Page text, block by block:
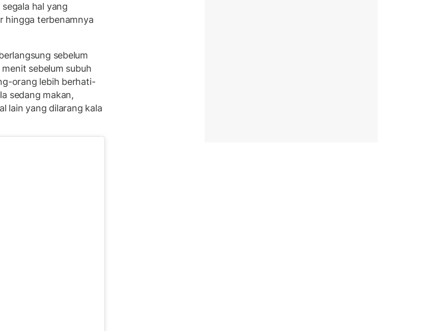
hal yang
hingga terbenamnya
sebelum
sebelum subuh
orang lebih berhati-
sedang makan,
lain yang dilarang kala